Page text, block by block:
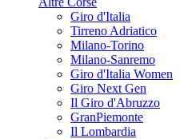
Giro d'Italia
Tirreno Adriatico
Milano-Torino
Milano-Sanremo
Giro d'Italia Women
Giro Next Gen
Il Giro d'Abruzzo
GranPiemonte
Il Lombardia